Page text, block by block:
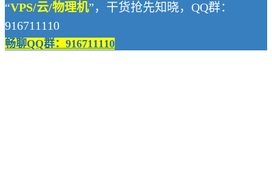
“VPS/云/物理机”，干货抢先知晓，QQ群：
916711110
畅聊QQ群：916711110